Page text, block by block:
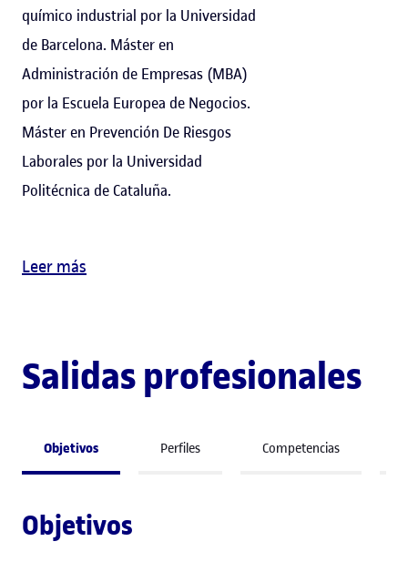
químico industrial por la Universidad
de Barcelona. Máster en
Administración de Empresas (MBA)
por la Escuela Europea de Negocios.
Máster en Prevención De Riesgos
Laborales por la Universidad
Politécnica de Cataluña.
Leer más
Salidas profesionales
Objetivos Perfiles Competencias
Objetivos